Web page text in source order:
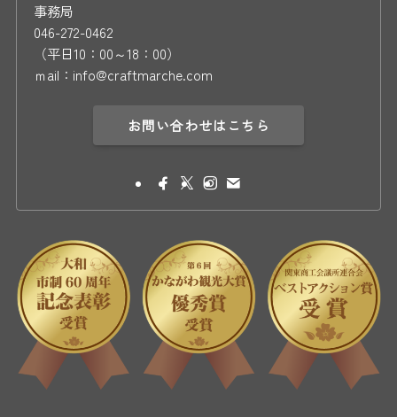
事務局
046-272-0462
（平日10：00～18：00）
ｍail：info@craftmarche.com
お問い合わせはこちら